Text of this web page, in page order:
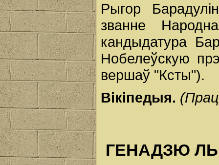
Рыгор
званне
кандыдатура
Нобелеўскую
вершаў "Ксты").
Вікіпедыя.
ГЕНАДЗЮ